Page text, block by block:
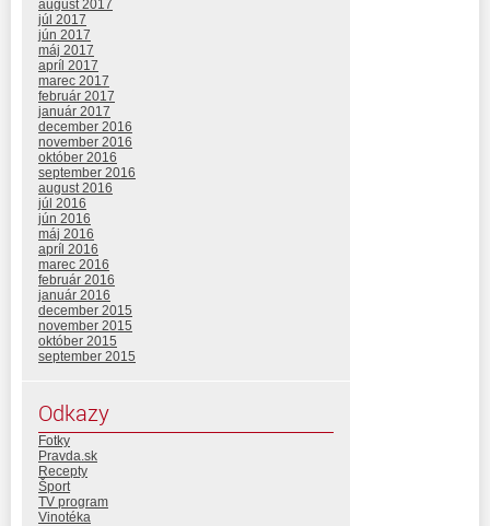
august 2017
júl 2017
jún 2017
máj 2017
apríl 2017
marec 2017
február 2017
január 2017
december 2016
november 2016
október 2016
september 2016
august 2016
júl 2016
jún 2016
máj 2016
apríl 2016
marec 2016
február 2016
január 2016
december 2015
november 2015
október 2015
september 2015
Odkazy
Fotky
Pravda.sk
Recepty
Šport
TV program
Vinotéka